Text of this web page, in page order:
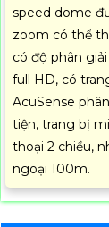
speed dome
zoom có thể
có độ phân
full HD, có
AcuSense
tiện, trang bị
thoại 2 chiều,
ngoại 100m.